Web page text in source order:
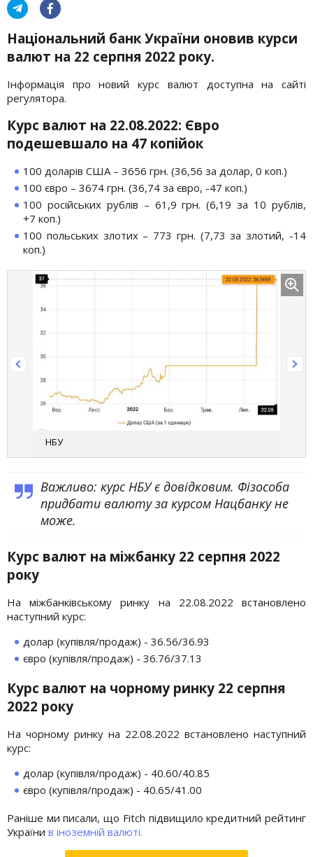
Національний банк України оновив курси
валют на 22 серпня 2022 року.
Інформація про новий курс валют доступна на сайті
регулятора.
Курс валют на 22.08.2022: Євро
подешевшало на 47 копійок
100 доларів США – 3656 грн. (36,56 за долар, 0 коп.)
100 євро – 3674 грн. (36,74 за євро, -47 коп.)
100 російських рублів – 61,9 грн. (6,19 за 10 рублів,
+7 коп.)
100 польських злотих – 773 грн. (7,73 за злотий, -14
коп.)
НБУ
Важливо: курс НБУ є довідковим. Фізособа
придбати валюту за курсом Нацбанку не
може.
Курс валют на міжбанку 22 серпня 2022
року
На міжбанківському ринку на 22.08.2022 встановлено
наступний курс:
долар (купівля/продаж) - 36.56/36.93
євро (купівля/продаж) - 36.76/37.13
Курс валют на чорному ринку 22 серпня
2022 року
На чорному ринку на 22.08.2022 встановлено наступний
курс:
долар (купівля/продаж) - 40.60/40.85
євро (купівля/продаж) - 40.65/41.00
Раніше ми писали, що Fitch підвищило кредитний рейтинг
України в іноземній валюті.